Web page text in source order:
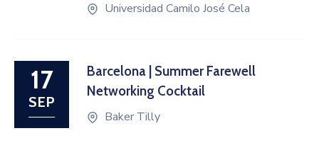
Universidad Camilo José Cela
17
SEP
Barcelona | Summer Farewell
Networking Cocktail
Baker Tilly